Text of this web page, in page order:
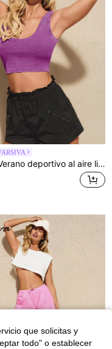
VARSIVA Verano deportivo al aire libre básico con espalda descubierta y top sin mangas
que solicitas y
todo" o establecer